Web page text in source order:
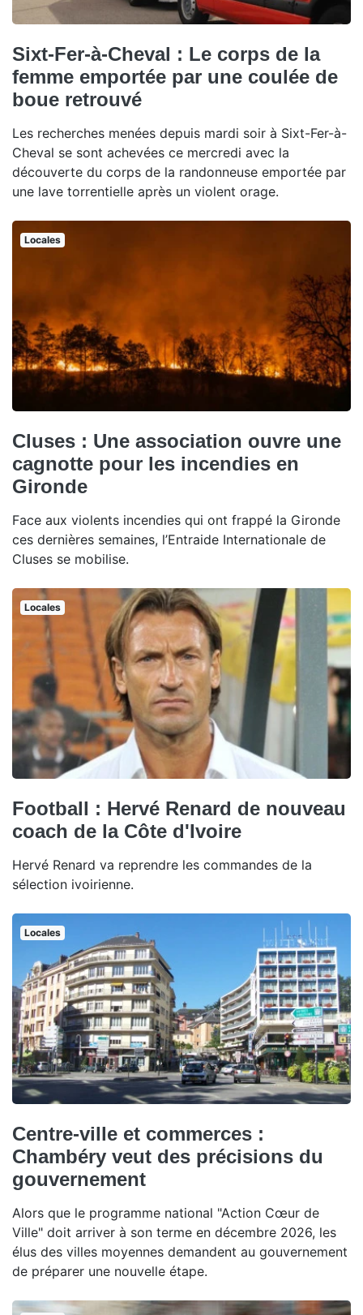
Sixt-Fer-à-Cheval : Le corps de la
femme emportée par une coulée de
boue retrouvé
Les recherches menées depuis mardi soir à Sixt-Fer-à-
Cheval se sont achevées ce mercredi avec la
découverte du corps de la randonneuse emportée par
une lave torrentielle après un violent orage.
Locales
Cluses : Une association ouvre une
cagnotte pour les incendies en
Gironde
Face aux violents incendies qui ont frappé la Gironde
ces dernières semaines, l’Entraide Internationale de
Cluses se mobilise.
Locales
Football : Hervé Renard de nouveau
coach de la Côte d'Ivoire
Hervé Renard va reprendre les commandes de la
sélection ivoirienne.
Locales
Centre-ville et commerces :
Chambéry veut des précisions du
gouvernement
Alors que le programme national "Action Cœur de
Ville" doit arriver à son terme en décembre 2026, les
élus des villes moyennes demandent au gouvernement
de préparer une nouvelle étape.